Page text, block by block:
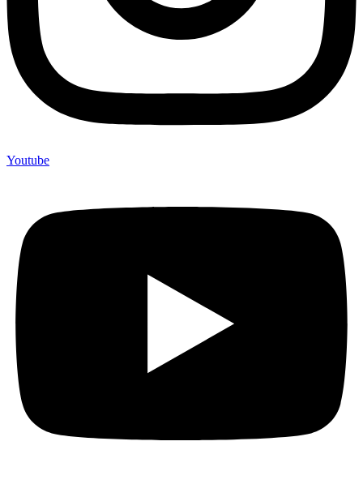
Youtube